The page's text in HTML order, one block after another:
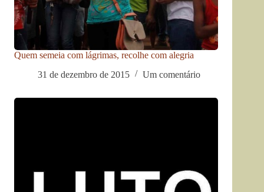
Quem semeia com lágrimas, recolhe com alegria
31 de dezembro de 2015
Um comentário